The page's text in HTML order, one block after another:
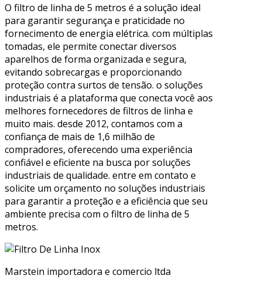
O filtro de linha de 5 metros é a solução ideal
para garantir segurança e praticidade no
fornecimento de energia elétrica. com múltiplas
tomadas, ele permite conectar diversos
aparelhos de forma organizada e segura,
evitando sobrecargas e proporcionando
proteção contra surtos de tensão. o soluções
industriais é a plataforma que conecta você aos
melhores fornecedores de filtros de linha e
muito mais. desde 2012, contamos com a
confiança de mais de 1,6 milhão de
compradores, oferecendo uma experiência
confiável e eficiente na busca por soluções
industriais de qualidade. entre em contato e
solicite um orçamento no soluções industriais
para garantir a proteção e a eficiência que seu
ambiente precisa com o filtro de linha de 5
metros.
Marstein importadora e comercio ltda